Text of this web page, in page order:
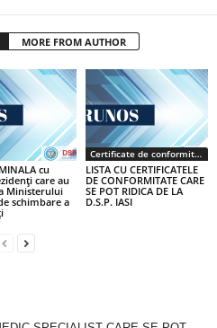
MORE FROM AUTHOR
cu
care au
Ministerului
schimbare a
Certificate de conformitate
LISTA CU CERTIFICATELE
DE CONFORMITATE CARE
SE POT RIDICA DE LA
D.S.P. IASI